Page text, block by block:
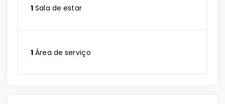
1 Sala de estar
1 Área de serviço